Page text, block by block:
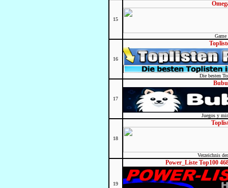
15
Game
16
Die besten
17
Juegos y
18
Verzeichnis
19
Power_Liste Top100